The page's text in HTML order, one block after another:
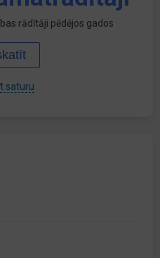
rādītāji pēdējos gados
saturu